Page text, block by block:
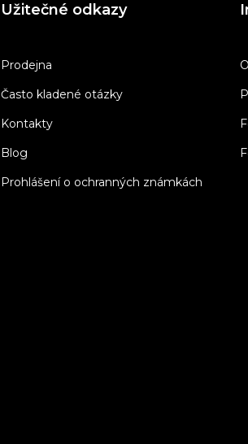
Užitečné odkazy
Prodejna
Často kladené otázky
Kontakty
Blog
Prohlášení o ochranných známkách